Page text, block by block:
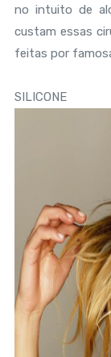
no intuito de
custam essas
feitas por
SILICONE